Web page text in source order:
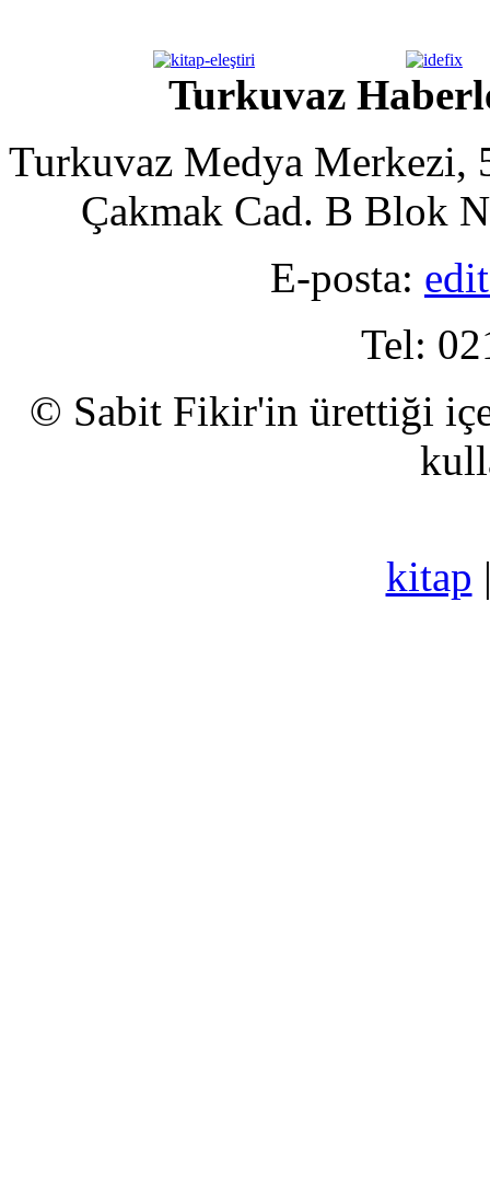
Turkuvaz
Turkuvaz Medya Merkezi,
Çakmak Cad. B Blok
E-posta:
Tel:
© Sabit Fikir'in ürettiği
kitap